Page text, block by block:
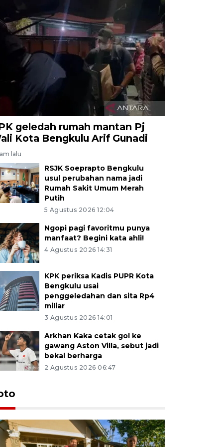
geledah rumah mantan Pj
Kota Bengkulu Arif Gunadi
lalu
RSJK Soeprapto Bengkulu
usul perubahan nama jadi
Rumah Sakit Umum Merah
Putih
5 Agustus 2026 12:04
Ngopi pagi favoritmu punya
manfaat? Begini kata ahli!
4 Agustus 2026 14:31
KPK periksa Kadis PUPR Kota
Bengkulu usai
penggeledahan dan sita Rp4
miliar
3 Agustus 2026 14:01
Arkhan Kaka cetak gol ke
gawang Aston Villa, sebut jadi
bekal berharga
2 Agustus 2026 06:47